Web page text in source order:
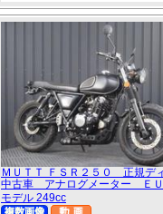
ＭＵＴＴ ＦＳＲ２５０ 正規デ
中古車 アナログメーター Ｅ
モデル 249cc